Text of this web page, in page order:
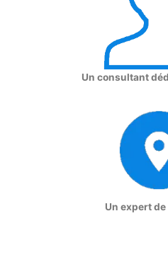
Un consultant
Un expert